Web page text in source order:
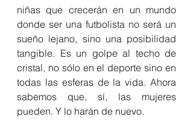
niñas que crecerán en un mundo
donde ser una futbolista no será un
sueño lejano, sino una posibilidad
tangible. Es un golpe al techo de
cristal, no sólo en el deporte sino en
todas las esferas de la vida. Ahora
sabemos que, sí, las mujeres
pueden. Y lo harán de nuevo.